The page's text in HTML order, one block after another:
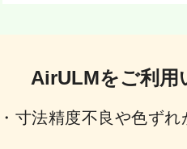
AirULMをご利用
・寸法精度不良や色ず